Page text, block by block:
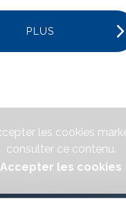
PLUS
les cookies
consulter ce contenu.
Accepter les cookies